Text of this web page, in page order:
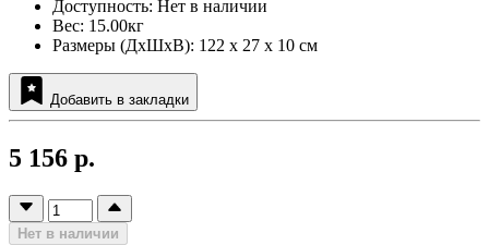
Доступность: Нет в наличии
Вес: 15.00кг
Размеры (ДxШxВ): 122 x 27 x 10 см
Добавить в закладки
5 156 р.
Нет в наличии